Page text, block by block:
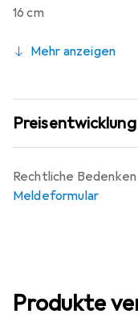
16 cm
Mehr anzeigen
Preisentwicklung
Rechtliche Bedenken
Meldeformular
Produkte